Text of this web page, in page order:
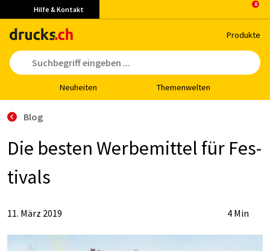
Hilfe & Kontakt
Pro­duk­te
Neu­hei­ten The­men­wel­ten
Blog
Die bes­ten Wer­be­mit­tel für Fes­
ti­vals
11. März 2019 4 Min